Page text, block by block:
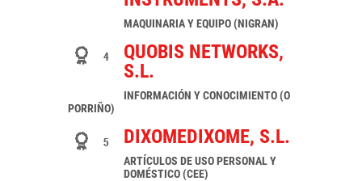
MAQUINARIA Y EQUIPO (NIGRAN)
QUOBIS NETWORKS,
S.L.
INFORMACIÓN Y CONOCIMIENTO (O
PORRIÑO)
DIXOMEDIXOME, S.L.
ARTÍCULOS DE USO PERSONAL Y
DOMÉSTICO (CEE)